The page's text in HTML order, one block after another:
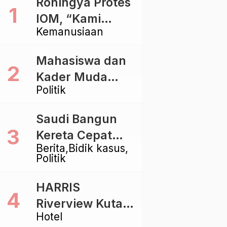
Kemanusiaan
IOM, “Kami
dibiarkan Mati
Politik
Mahasiswa dan
Kader Muda
Ramaikan Forum
Golkar di
Singaraja
Berita Bidik kasus
Politik
Saudi Bangun
Kereta Cepat
Rp112 Triliun,
Proyek Rp116
Triliun yang
Baru Sampai
Hotel
HARRIS
Riverview Kuta
Bali Tawarkan